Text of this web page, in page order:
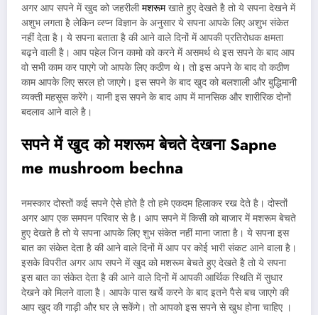
अगर आप सपने में खुद को जहरीलीमशरूमखाते हुए देखते है तो ये सपना देखने में
अशुभ लगता है लेकिन व्स्प्न विज्ञान के अनुसार ये सपना आपके लिए अशुभ संकेत
नहीं देता है। ये सपना बताता है की आने वाले दिनों में आपकी प्रतिरोधक क्षमता
बढ्ने वाली है। आप पहेल जिन कामो को करने में असमर्थ थे इस सपने के बाद आप
वो सभी काम कर पाएगे जो आपके लिए कठीण थे। तो इस अपने के बाद वो कठीण
काम आपके लिए सरल हो जाएगे। इस सपने के बाद खुद को बलशाली और बुद्धिमानी
व्यक्ती महसूस करेंगे। यानी इस सपने के बाद आप में मानसिक और शारीरिक दोनों
बदलाव आने वाले है।
सपने में खुद को मशरूम बेचते देखनाSapne
me mushroom bechna
नमस्कार दोस्तों कई सपने ऐसे होते है तो हमे एकदम हिलाकर रख देते है। दोस्तों
अगर आप एक समपन परिवार से है। आप सपने में किसी को बाजार में मशरूम बेचते
हुए देखते है तो ये सपना आपके लिए शुभ संकेत नहीं माना जाता है। ये सपना इस
बात का संकेत देता है की आने वाले दिनों में आप पर कोई भारी संकट आने वाला है।
इसके विपरीत अगर आप सपने में खुद को मशरूम बेचते हुए देखते है तो ये सपना
इस बात का संकेत देता है की आने वाले दिनों में आपकी आर्थिक स्थिति में सुधार
देखने को मिलने वाला है। आपके पास खर्चे करने के बाद इतने पैसे बच जाएगे की
आप खुद की गाड़ी और घर ले सकेंगे। तो आपको इस सपने से खुध होना चाहिए ।